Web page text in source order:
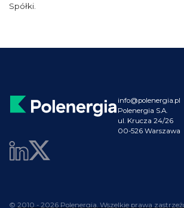
Spółki.
info@polenergia.pl
Polenergia S.A.
ul. Krucza 24/26
00-526 Warszawa
© 2010 - 2026 Polenergia. Wszelkie prawa